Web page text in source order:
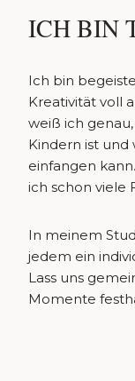
ICH BIN
Ich bin
Kreativität voll
weiß ich
Kindern ist und
einfangen
ich schon viele
In meinem
jedem ein
Lass uns
Momente